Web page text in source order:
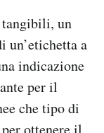
tangibili, un
un’etichetta a
indicazione
per il
che tipo di
ottenere il